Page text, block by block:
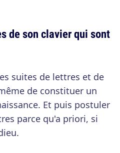
de son clavier qui sont
suites de lettres et de
de constituer un
Et puis postuler
parce qu'a priori, si